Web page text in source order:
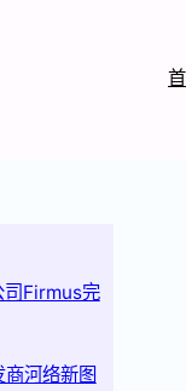
司Firmus完
河络新图